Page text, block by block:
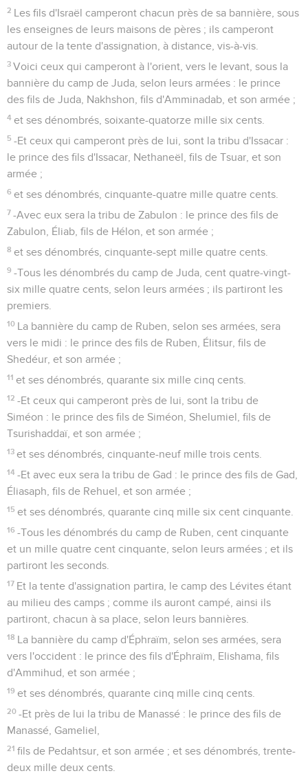
2 Les fils d'Israël camperont chacun près de sa bannière, sous
les enseignes de leurs maisons de pères ; ils camperont
autour de la tente d'assignation, à distance, vis-à-vis.
3 Voici ceux qui camperont à l'orient, vers le levant, sous la
bannière du camp de Juda, selon leurs armées : le prince
des fils de Juda, Nakhshon, fils d'Amminadab, et son armée ;
4 et ses dénombrés, soixante-quatorze mille six cents.
5 -Et ceux qui camperont près de lui, sont la tribu d'Issacar :
le prince des fils d'Issacar, Nethaneël, fils de Tsuar, et son
armée ;
6 et ses dénombrés, cinquante-quatre mille quatre cents.
7 -Avec eux sera la tribu de Zabulon : le prince des fils de
Zabulon, Éliab, fils de Hélon, et son armée ;
8 et ses dénombrés, cinquante-sept mille quatre cents.
9 -Tous les dénombrés du camp de Juda, cent quatre-vingt-
six mille quatre cents, selon leurs armées ; ils partiront les
premiers.
10 La bannière du camp de Ruben, selon ses armées, sera
vers le midi : le prince des fils de Ruben, Élitsur, fils de
Shedéur, et son armée ;
11 et ses dénombrés, quarante six mille cinq cents.
12 -Et ceux qui camperont près de lui, sont la tribu de
Siméon : le prince des fils de Siméon, Shelumiel, fils de
Tsurishaddaï, et son armée ;
13 et ses dénombrés, cinquante-neuf mille trois cents.
14 -Et avec eux sera la tribu de Gad : le prince des fils de Gad,
Éliasaph, fils de Rehuel, et son armée ;
15 et ses dénombrés, quarante cinq mille six cent cinquante.
16 -Tous les dénombrés du camp de Ruben, cent cinquante
et un mille quatre cent cinquante, selon leurs armées ; et ils
partiront les seconds.
17 Et la tente d'assignation partira, le camp des Lévites étant
au milieu des camps ; comme ils auront campé, ainsi ils
partiront, chacun à sa place, selon leurs bannières.
18 La bannière du camp d'Éphraïm, selon ses armées, sera
vers l'occident : le prince des fils d'Éphraïm, Elishama, fils
d'Ammihud, et son armée ;
19 et ses dénombrés, quarante cinq mille cinq cents.
20 -Et près de lui la tribu de Manassé : le prince des fils de
Manassé, Gameliel,
21 fils de Pedahtsur, et son armée ; et ses dénombrés, trente-
deux mille deux cents.